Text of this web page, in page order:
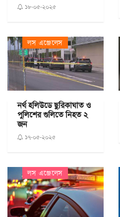
১৮-০৫-২০২৫
লস এঞ্জেলেস
নর্থ হলিউডে ছুরিকাঘাত ও
পুলিশের গুলিতে নিহত ২
জন
১৭-০৫-২০২৫
লস এঞ্জেলেস